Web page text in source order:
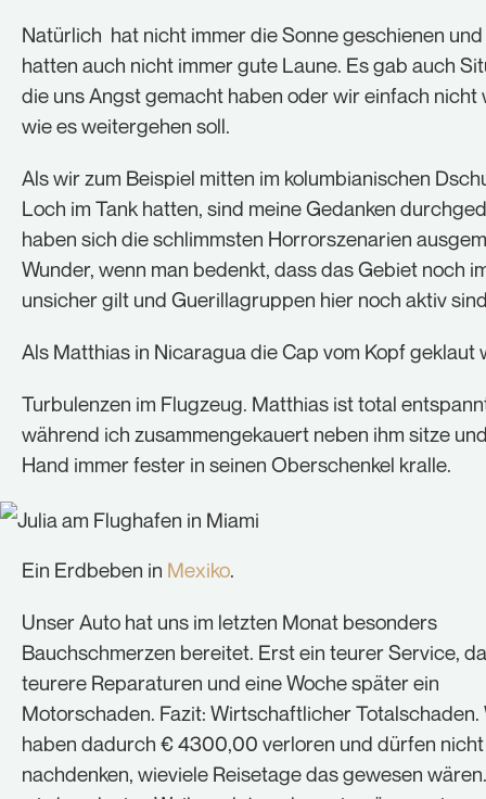
Natürlich hat nicht immer die Sonne geschienen
hatten auch nicht immer gute Laune. Es gab auch
die uns Angst gemacht haben oder wir einfach nicht
wie es weitergehen soll.
Als wir zum Beispiel mitten im kolumbianischen
Loch im Tank hatten, sind meine Gedanken
haben sich die schlimmsten Horrorszenarien
Wunder, wenn man bedenkt, dass das Gebiet noch
unsicher gilt und Guerillagruppen hier noch aktiv
Als Matthias in Nicaragua die Cap vom Kopf geklaut
Turbulenzen im Flugzeug. Matthias ist total
während ich zusammengekauert neben ihm sitze
Hand immer fester in seinen Oberschenkel kralle.
Ein Erdbeben in Mexiko.
Unser Auto hat uns im letzten Monat besonders
Bauchschmerzen bereitet. Erst ein teurer Service,
teurere Reparaturen und eine Woche später ein
Motorschaden. Fazit: Wirtschaftlicher Totalschaden.
haben dadurch € 4300,00 verloren und dürfen
nachdenken, wieviele Reisetage das gewesen